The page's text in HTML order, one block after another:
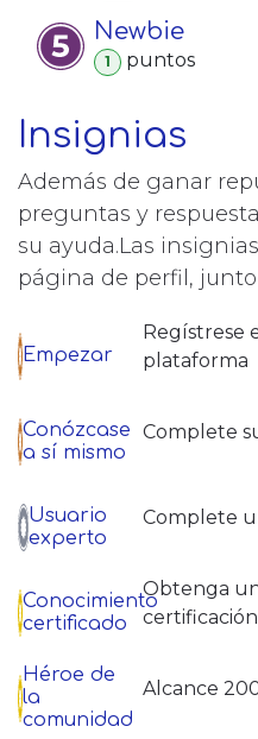
Newbie
1 puntos
Insignias
Además de ganar
preguntas y
su ayuda.Las
página de perfil,
Empezar
Regístrese
plataforma
Conózcase
a sí mismo
Complete
Usuario
experto
Complete
Conocimiento
certificado
Obtenga
certificación
Héroe de
la
comunidad
Alcance